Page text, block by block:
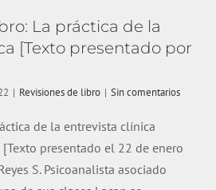
La práctica de la
[Texto presentado por
| Revisiones de libro | Sin comentarios
de la entrevista clínica
presentado el 22 de enero
S. Psicoanalista asociado